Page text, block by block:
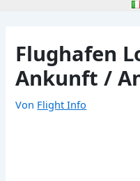
Flughafen
Ankunft /
Von Flight Info